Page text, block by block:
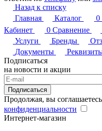
Назад к списку
Главная
Каталог 0
Кабинет
0 Сравнение
Услуги
Бренды
Документы
Подписаться
на новости и акции
Подписаться
Продолжая, вы
конфиденциальности
Интернет-магазин